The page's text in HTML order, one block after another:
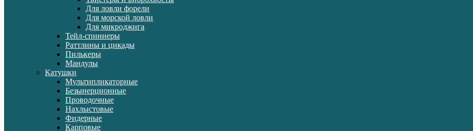
Для ловли форели
Для морской ловли
Для микроджига
Тейл-спиннеры
Раттлины и цикады
Пилькеры
Мандулы
Катушки
Мультипликаторные
Безынерционные
Проводочные
Нахлыстовые
Фидерные
Карповые